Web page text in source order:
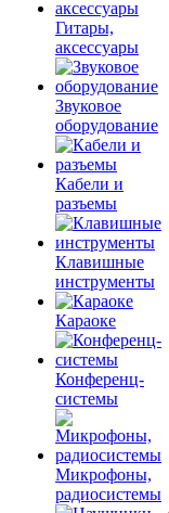
Гитары,
аксессуары
Звуковое
оборудование
Кабели и
разъемы
Клавишные
инструменты
Караоке
Конференц-
системы
Микрофоны,
радиосистемы